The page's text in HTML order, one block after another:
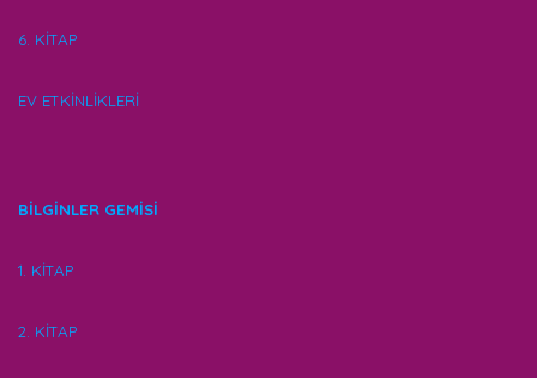
6. KİTAP
EV ETKİNLİKLERİ
BİLGİNLER GEMİSİ
1. KİTAP
2. KİTAP